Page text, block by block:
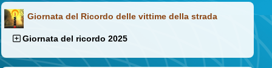
Giornata del Ricordo delle vittime della strada
Giornata del ricordo 2025